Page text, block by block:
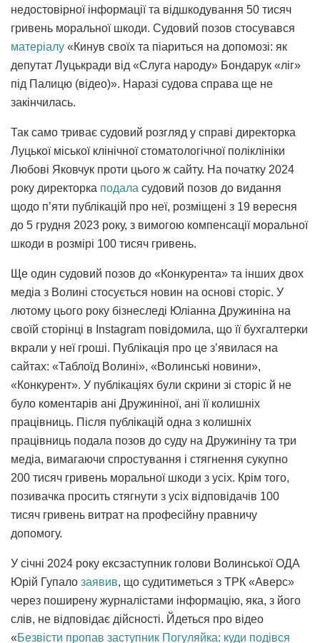
недостовірної інформації та відшкодування 50 тисяч
гривень моральної шкоди. Судовий позов стосувався
матеріалу «Кинув своїх та піариться на допомозі: як
депутат Луцькради від «Слуга народу» Бондарук «ліг»
під Палицю (відео)». Наразі судова справа ще не
закінчилась.
Так само триває судовий розгляд у справі директорка
Луцької міської клінічної стоматологічної поліклініки
Любові Яковчук проти цього ж сайту. На початку 2024
року директорка подала судовий позов до видання
щодо п’яти публікацій про неї, розміщені з 19 вересня
до 5 грудня 2023 року, з вимогою компенсації моральної
шкоди в розмірі 100 тисяч гривень.
Ще один судовий позов до «Конкурента» та інших двох
медіа з Волині стосується новин на основі сторіс. У
лютому цього року бізнеследі Юліанна Дружиніна на
своїй сторінці в Instagram повідомила, що її бухгалтерки
вкрали у неї гроші. Публікація про це з’явилася на
сайтах: «Таблоїд Волині», «Волинські новини»,
«Конкурент». У публікаціях були скрини зі сторіс й не
було коментарів ані Дружиніної, ані її колишніх
працівниць. Після публікацій одна з колишніх
працівниць подала позов до суду на Дружиніну та три
медіа, вимагаючи спростування і стягнення сукупно
200 тисяч гривень моральної шкоди з усіх. Крім того,
позивачка просить стягнути з усіх відповідачів 100
тисяч гривень витрат на професійну правничу
допомогу.
У січні 2024 року ексзаступник голови Волинської ОДА
Юрій Гупало заявив, що судитиметься з ТРК «Аверс»
через поширену журналістами інформацію, яка, з його
слів, не відповідає дійсності. Йдеться про відео
«Безвісти пропав заступник Погуляйка: куди подівся